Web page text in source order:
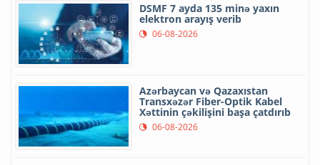
DSMF 7 ayda 135 minə yaxın
elektron arayış verib
06-08-2026
Azərbaycan və Qazaxıstan
Transxəzər Fiber-Optik Kabel
Xəttinin çəkilişini başa çatdırıb
06-08-2026